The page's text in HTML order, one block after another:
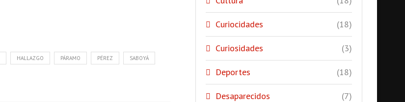
HALLAZGO PÁRAMO PÉREZ SABOYÁ
Curiocidades (18)
Curiosidades (3)
Deportes (18)
Desaparecidos (7)